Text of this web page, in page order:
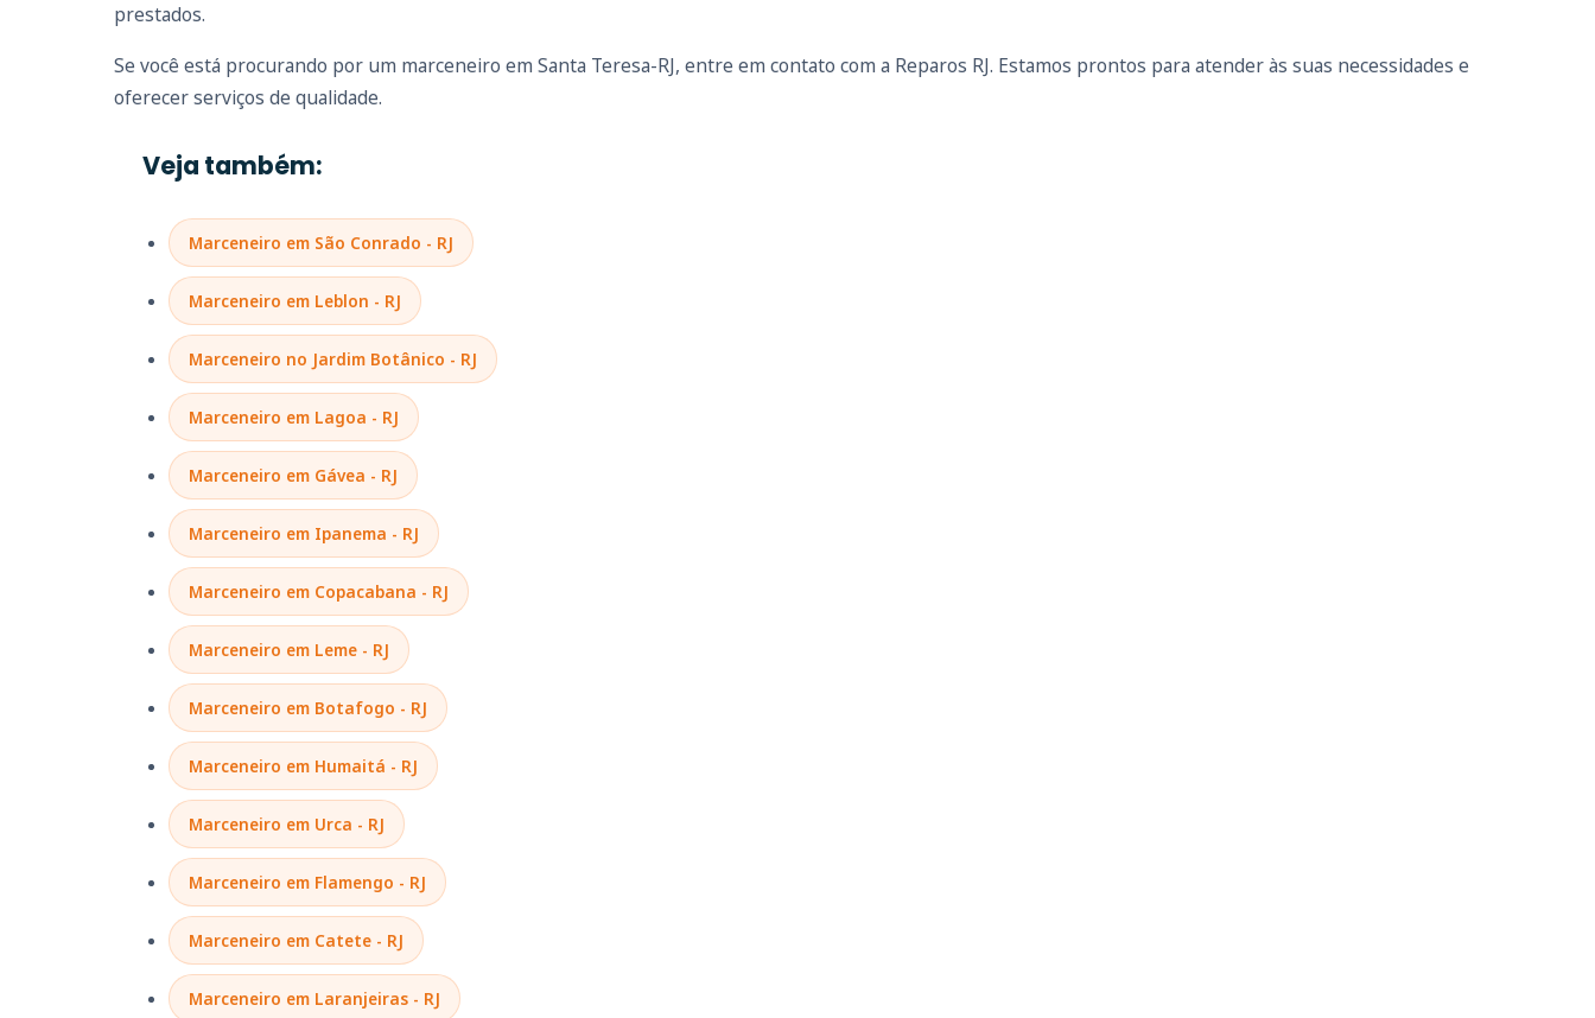
prestados.
Se você está procurando por um marceneiro em Santa Teresa-RJ, entre em contato com a Reparos RJ. Estamos prontos para atender às suas necessidades e
oferecer serviços de qualidade.
Veja também:
Marceneiro em São Conrado - RJ
Marceneiro em Leblon - RJ
Marceneiro no Jardim Botânico - RJ
Marceneiro em Lagoa - RJ
Marceneiro em Gávea - RJ
Marceneiro em Ipanema - RJ
Marceneiro em Copacabana - RJ
Marceneiro em Leme - RJ
Marceneiro em Botafogo - RJ
Marceneiro em Humaitá - RJ
Marceneiro em Urca - RJ
Marceneiro em Flamengo - RJ
Marceneiro em Catete - RJ
Marceneiro em Laranjeiras - RJ